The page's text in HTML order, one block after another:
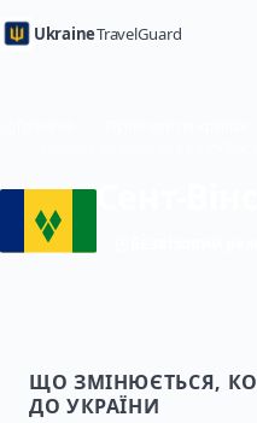
UkraineTravelGuard
ЩО ЗМІНЮЄТЬСЯ,
ДО УКРАЇНИ